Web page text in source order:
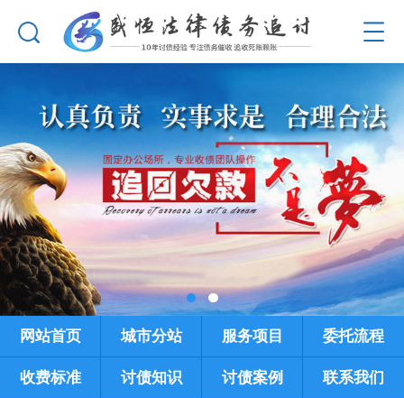
网站首页 城市分站 服务项目 委托流程
收费标准 讨债知识 讨债案例 联系我们